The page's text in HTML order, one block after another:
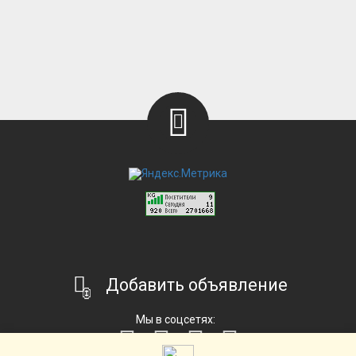
Добавить объявление
Мы в соцсетях: